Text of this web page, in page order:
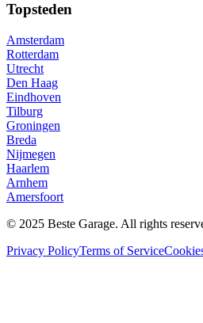
Topsteden
Amsterdam
Rotterdam
Utrecht
Den Haag
Eindhoven
Tilburg
Groningen
Breda
Nijmegen
Haarlem
Arnhem
Amersfoort
© 2025 Beste Garage. All rights
Privacy PolicyTerms of Service